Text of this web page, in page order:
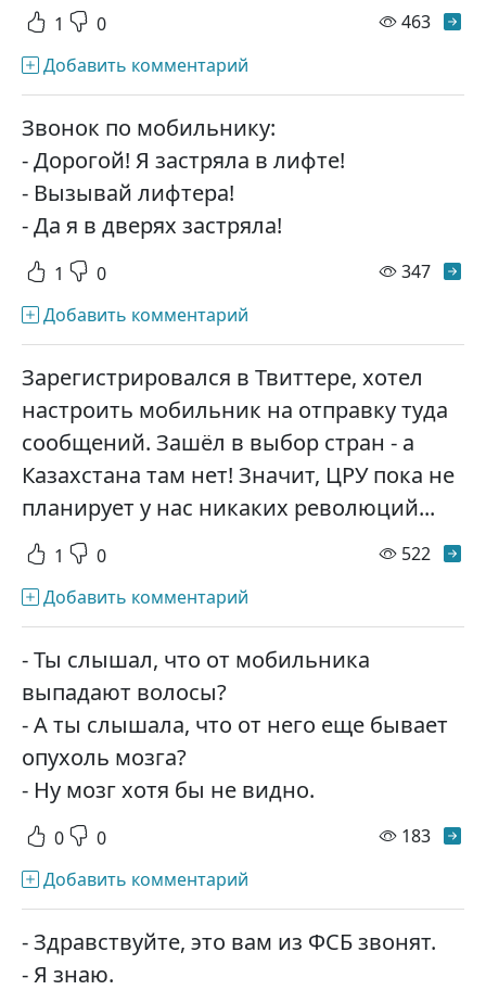
1 0 463
Добавить комментарий
Звонок по мобильнику:
- Дорогой! Я застряла в лифте!
- Вызывай лифтера!
- Да я в дверях застряла!
1 0 347
Добавить комментарий
Зарегистрировался в Твиттере, хотел
настроить мобильник на отправку туда
сообщений. Зашёл в выбор стран - а
Казахстана там нет! Значит, ЦРУ пока не
планирует у нас никаких революций...
1 0 522
Добавить комментарий
- Ты слышал, что от мобильника
выпадают волосы?
- А ты слышала, что от него еще бывает
опухоль мозга?
- Ну мозг хотя бы не видно.
0 0 183
Добавить комментарий
- Здравствуйте, это вам из ФСБ звонят.
- Я знаю.